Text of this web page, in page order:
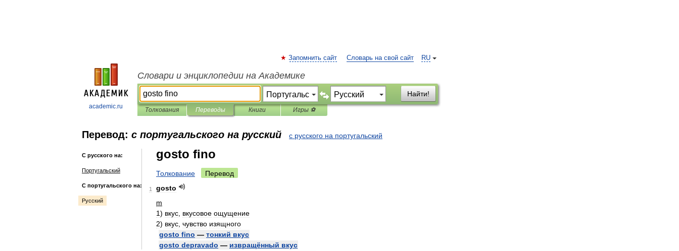
academic.ru
RU
Запомнить сайт Словарь на свой сайт
Словари и энциклопедии на Академике
Найти!
Толкования Переводы Книги Игры ⚽
Перевод: с португальского на русский с русского на португальский
С русского на:
Португальский
С португальского на:
Русский
gosto fino
Толкование Перевод
1
gosto
m
1) вкус вкусовое ощущение
2) вкус чувство изящного
gosto fino — тонкий вкус
gosto depravado — извращённый вкус